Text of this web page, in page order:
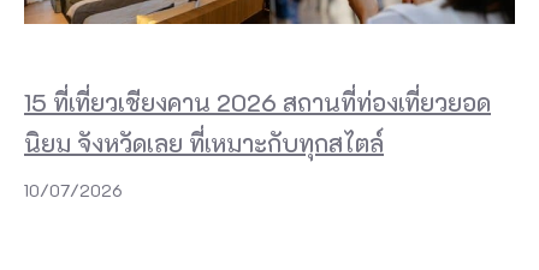
15 ที่เที่ยวเชียงคาน 2026 สถานที่ท่องเที่ยวยอด
นิยม จังหวัดเลย ที่เหมาะกับทุกสไตล์
10/07/2026